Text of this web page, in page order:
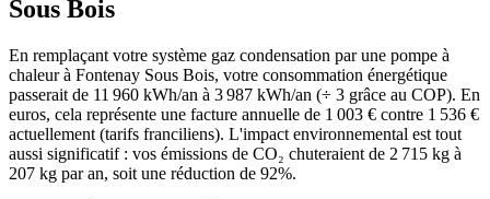
Sous Bois
En remplaçant votre système gaz condensation par une pompe à
chaleur à Fontenay Sous Bois, votre consommation énergétique
passerait de 11 960 kWh/an à 3 987 kWh/an (÷ 3 grâce au COP). En
euros, cela représente une facture annuelle de 1 003 € contre 1 536 €
actuellement (tarifs franciliens). L'impact environnemental est tout
aussi significatif : vos émissions de CO₂ chuteraient de 2 715 kg à
207 kg par an, soit une réduction de 92%.